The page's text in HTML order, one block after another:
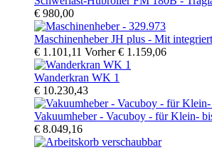
€ 980,00
Maschinenheber JH plus - Mit
€ 1.101,11 Vorher€ 1.159,06
Wanderkran WK 1
€ 10.230,43
Vakuumheber - Vacuboy - für Klein-
€ 8.049,16